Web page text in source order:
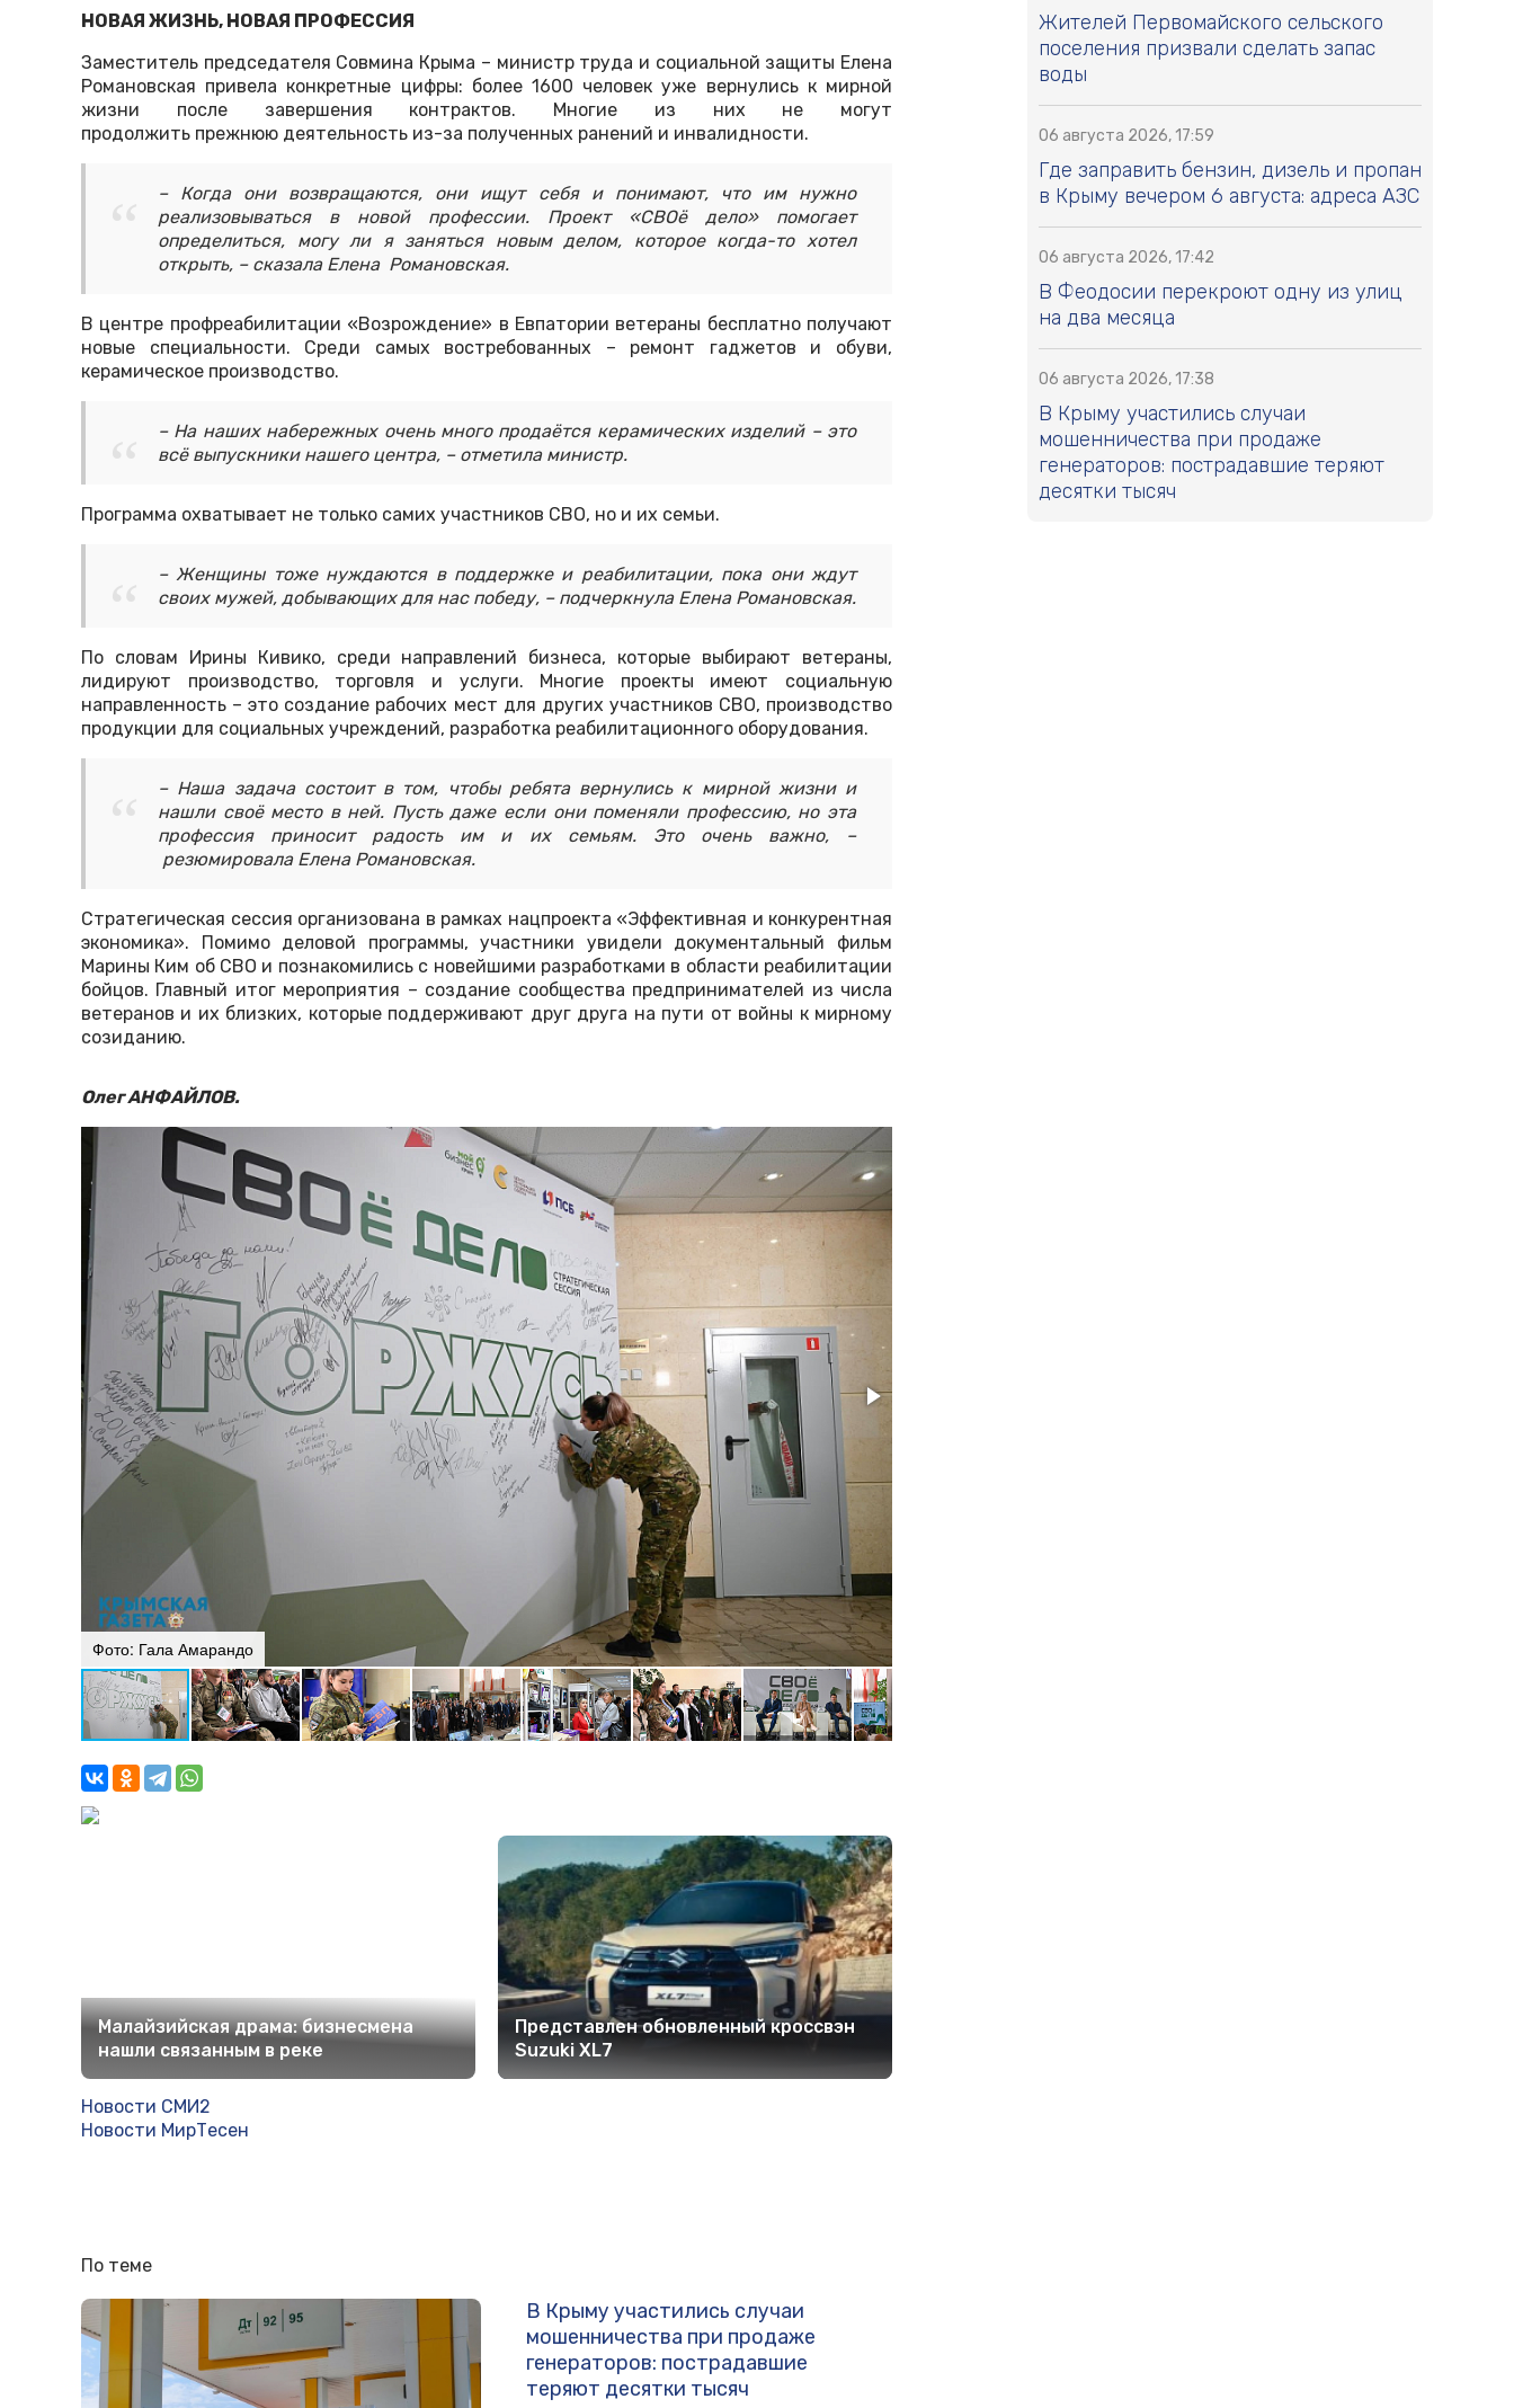
НОВАЯ ЖИЗНЬ, НОВАЯ ПРОФЕССИЯ
Заместитель председателя Совмина Крыма – министр труда и социальной защиты Елена
Романовская привела конкретные цифры: более 1600 человек уже вернулись к мирной
жизни после завершения контрактов. Многие из них не могут
продолжить прежнюю деятельность из-за полученных ранений и инвалидности.
– Когда они возвращаются, они ищут себя и понимают, что им нужно
реализовываться в новой профессии. Проект «СВОё дело» помогает
определиться, могу ли я заняться новым делом, которое когда-то хотел
открыть, – сказала Елена Романовская.
В центре профреабилитации «Возрождение» в Евпатории ветераны бесплатно получают
новые специальности. Среди самых востребованных – ремонт гаджетов и обуви,
керамическое производство.
– На наших набережных очень много продаётся керамических изделий – это
всё выпускники нашего центра, – отметила министр.
Программа охватывает не только самих участников СВО, но и их семьи.
– Женщины тоже нуждаются в поддержке и реабилитации, пока они ждут
своих мужей, добывающих для нас победу, – подчеркнула Елена Романовская.
По словам Ирины Кивико, среди направлений бизнеса, которые выбирают ветераны,
лидируют производство, торговля и услуги. Многие проекты имеют социальную
направленность – это создание рабочих мест для других участников СВО, производство
продукции для социальных учреждений, разработка реабилитационного оборудования.
– Наша задача состоит в том, чтобы ребята вернулись к мирной жизни и
нашли своё место в ней. Пусть даже если они поменяли профессию, но эта
профессия приносит радость им и их семьям. Это очень важно, –
резюмировала Елена Романовская.
Стратегическая сессия организована в рамках нацпроекта «Эффективная и конкурентная
экономика». Помимо деловой программы, участники увидели документальный фильм
Марины Ким об СВО и познакомились с новейшими разработками в области реабилитации
бойцов. Главный итог мероприятия – создание сообщества предпринимателей из числа
ветеранов и их близких, которые поддерживают друг друга на пути от войны к мирному
созиданию.
Олег АНФАЙЛОВ.
Фото: Гала Амарандо
Малайзийская драма: бизнесмена
нашли связанным в реке
Представлен обновленный кроссвэн
Suzuki XL7
Новости СМИ2
Новости МирТесен
По теме
В Крыму участились случаи
мошенничества при продаже
генераторов: пострадавшие
теряют десятки тысяч
Жителей Первомайского сельского
поселения призвали сделать запас
воды
06 августа 2026, 17:59
Где заправить бензин, дизель и пропан
в Крыму вечером 6 августа: адреса АЗС
06 августа 2026, 17:42
В Феодосии перекроют одну из улиц
на два месяца
06 августа 2026, 17:38
В Крыму участились случаи
мошенничества при продаже
генераторов: пострадавшие теряют
десятки тысяч